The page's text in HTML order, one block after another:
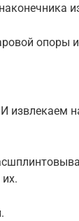
опоры
извлекаем